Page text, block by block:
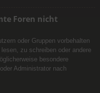
Foren nicht
oder Gruppen vorbehalten
zu schreiben oder andere
besondere
Administrator nach